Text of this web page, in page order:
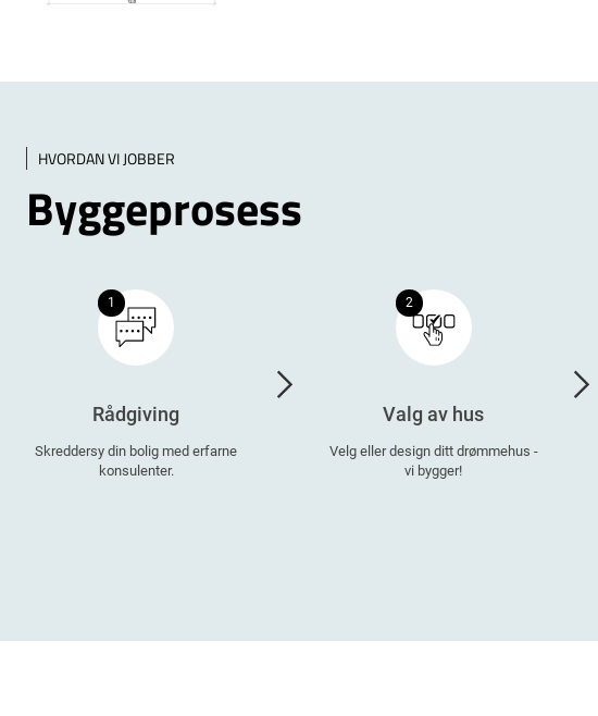
HVORDAN VI JOBBER
Byggeprosess
1
Rådgiving
Skreddersy din bolig med erfarne
konsulenter.
2
Valg av hus
Velg eller design ditt drømmehus -
vi bygger!